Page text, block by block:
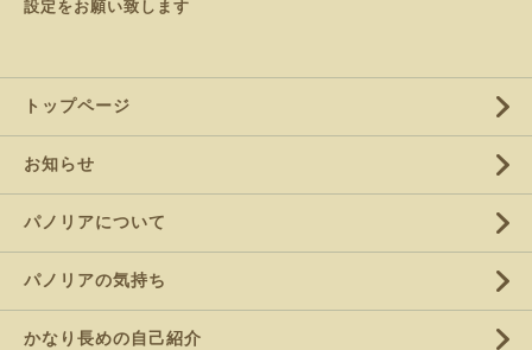
設定をお願い致します
トップページ
お知らせ
パノリアについて
パノリアの気持ち
かなり長めの自己紹介